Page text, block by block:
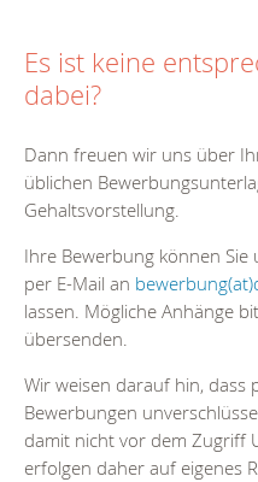
Es ist keine
dabei?
Dann freuen wir uns über
üblichen
Gehaltsvorstellung.
Ihre Bewerbung können
per E-Mail an
lassen. Mögliche Anhänge
übersenden.
Wir weisen darauf hin, dass
Bewerbungen
damit nicht vor dem Zugriff
erfolgen daher auf eigenes